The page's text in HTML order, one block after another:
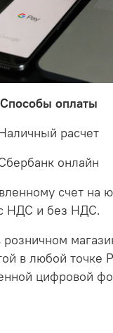
Способы оплаты
расчет
онлайн
счет на
НДС и без НДС.
розничном
в любой точке
цифровой